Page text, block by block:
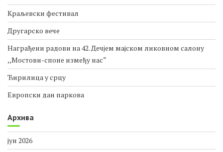
Краљевски фестивал
Другарско вече
Награђени радови на 42. Дечјем мајском ликовном салону
,,Мостови-споне између нас“
Ћирилица у срцу
Европски дан паркова
Архива
јун 2026